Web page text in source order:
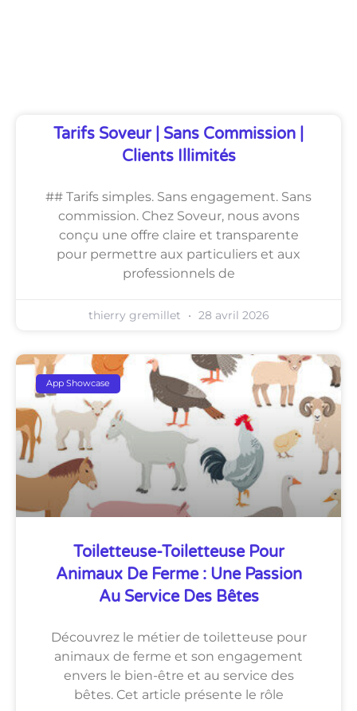
Tarifs Soveur | Sans Commission |
Clients Illimités
## Tarifs simples. Sans engagement. Sans
commission. Chez Soveur, nous avons
conçu une offre claire et transparente
pour permettre aux particuliers et aux
professionnels de
thierry gremillet 28 avril 2026
App Showcase
Toiletteuse-Toiletteuse Pour
Animaux De Ferme : Une Passion
Au Service Des Bêtes
Découvrez le métier de toiletteuse pour
animaux de ferme et son engagement
envers le bien-être et au service des
bêtes. Cet article présente le rôle